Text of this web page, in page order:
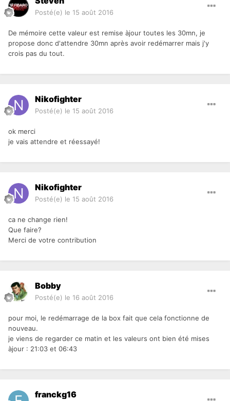
Posté(e) le 15 août 2016
De mémoire cette valeur est remise àjour toutes les 30mn, je
propose donc d'attendre 30mn après avoir redémarrer mais j'y
crois pas du tout.
Nikofighter
Posté(e) le 15 août 2016
ok merci
je vais attendre et réessayé!
Nikofighter
Posté(e) le 15 août 2016
ca ne change rien!
Que faire?
Merci de votre contribution
Bobby
Posté(e) le 16 août 2016
pour moi, le redémarrage de la box fait que cela fonctionne de
nouveau.
je viens de regarder ce matin et les valeurs ont bien été mises
àjour : 21:03 et 06:43
franckg16